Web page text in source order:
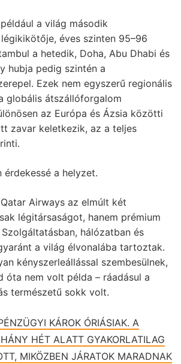
a világ második
éves szinten 95–96
a hetedik, Doha, Abu Dhabi és
hubja pedig szintén a
Ezek nem egyszerű regionális
globális átszállóforgalom
az Európa és Ázsia közötti
zavar keletkezik, az a teljes
a helyzet.
Airways az elmúlt két
légitársaságot, hanem prémium
hálózatban és
a világ élvonalába tartoztak.
kényszerleállással szembesülnek,
óta nem volt példa – ráadásul a
természetű sokk volt.
KÁROK ÓRIÁSIAK. A
HÉT ALATT GYAKORLATILAG
MIKÖZBEN JÁRATOK MARADNAK